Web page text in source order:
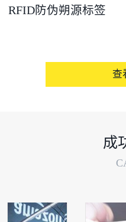
RFID防伪朔源标签
查
成